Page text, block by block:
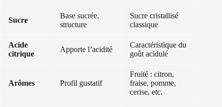
Sucre
Base sucrée,
structure
Sucre cristallisé
classique
Acide
citrique
Apporte l’acidité
Caractéristique du
goût acidulé
Arômes Profil gustatif
Fruité : citron,
fraise, pomme,
cerise, etc.